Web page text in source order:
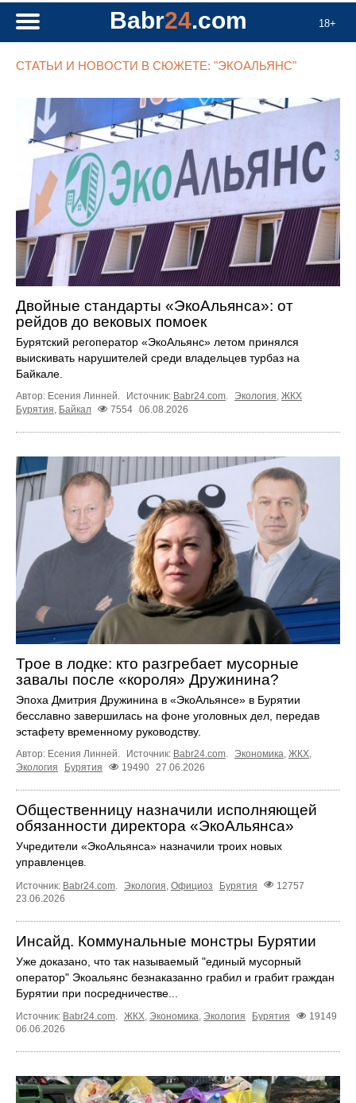
18+
Babr24.com
СТАТЬИ И НОВОСТИ В СЮЖЕТЕ: "ЭКОАЛЬЯНС"
Двойные стандарты «ЭкоАльянса»: от
рейдов до вековых помоек
Бурятский регоператор «ЭкоАльянс» летом принялся
выискивать нарушителей среди владельцев турбаз на
Байкале.
Автор: Есения Линней. Источник: Babr24.com Экология ЖКХ
Бурятия Байкал 7554 06.08.2026
Трое в лодке: кто разгребает мусорные
завалы после «короля» Дружинина?
Эпоха Дмитрия Дружинина в «ЭкоАльянсе» в Бурятии
бесславно завершилась на фоне уголовных дел, передав
эстафету временному руководству.
Автор: Есения Линней. Источник: Babr24.com. Экономика, ЖКХ,
Экология
Бурятия 19490 27.06.2026
Общественницу назначили исполняющей
обязанности директора «ЭкоАльянса»
Учредители «ЭкоАльянса» назначили троих новых
управленцев.
Источник: Babr24.com Экология Официоз Бурятия
12757
23.06.2026
Инсайд. Коммунальные монстры Бурятии
Уже доказано, что так называемый "единый мусорный
оператор" Экоальянс безнаказанно грабил и грабит граждан
Бурятии при посредничестве...
Источник: Babr24.com ЖКХ Экономика Экология Бурятия
19149
06.06.2026